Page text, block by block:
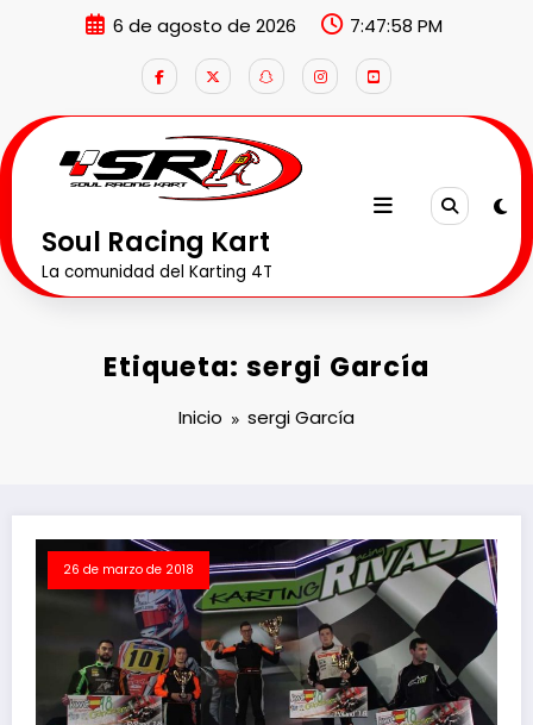
6 de agosto de 2026 7:47:59 PM
Soul Racing Kart
La comunidad del Karting 4T
Etiqueta: sergi García
Inicio sergi García
26 de marzo de 2018